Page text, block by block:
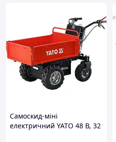
Самоскид-міні
електричний YATO 48 В, 32